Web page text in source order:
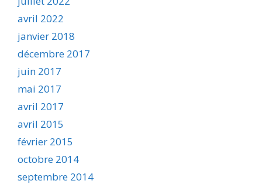
avril 2022
janvier 2018
décembre 2017
juin 2017
mai 2017
avril 2017
avril 2015
février 2015
octobre 2014
septembre 2014